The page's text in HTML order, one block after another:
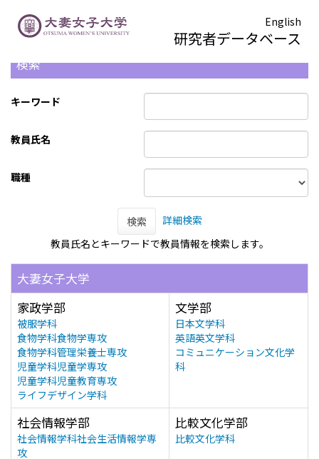
English
研究者データベース
検索
キーワード
教員氏名
職種
検索
詳細検索
教員氏名とキーワードで教員情報を検索します。
大妻女子大学
家政学部
被服学科
食物学科食物学専攻
食物学科管理栄養士専攻
児童学科児童学専攻
児童学科児童教育専攻
ライフデザイン学科
文学部
日本文学科
英語英文学科
コミュニケーション文化学
科
社会情報学部
社会情報学科社会生活情報学専
攻
比較文化学部
比較文化学科